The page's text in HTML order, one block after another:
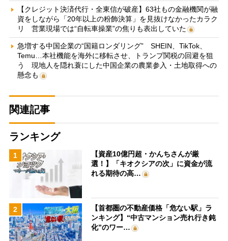
【クレジット決済代行・全東信が破産】63社もの金融機関が融
資をしながら「20年以上の粉飾決算」を見抜けなかったカラク
リ 営業現場では“自転車操業”の焦りも表出していた
急増する中国企業の“国籍ロンダリング” SHEIN、TikTok、
Temu…本社機能を海外に移転させ、トランプ関税の回避を狙
う 現地人を隠れ蓑にした中国企業の農業参入・土地取得への
懸念も
関連記事
ランキング
1
【資産10億円超・かんちさんが厳
選！】「キオクシアの次」に資金が流
れる期待の高…
2
【首都圏の不動産価格「危ない駅」ラ
ンキング】“中古マンション売れ行き鈍
化”のワー…